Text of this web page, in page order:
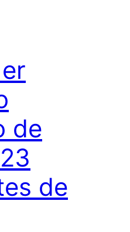
de
de